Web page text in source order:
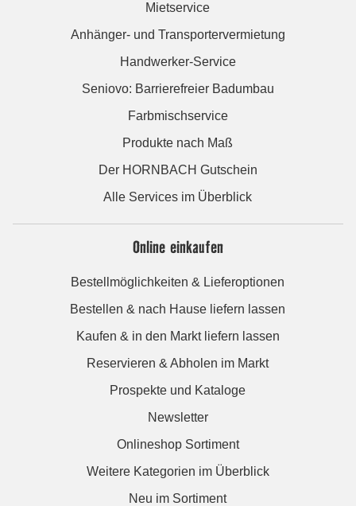
Mietservice
Anhänger- und Transportervermietung
Handwerker-Service
Seniovo: Barrierefreier Badumbau
Farbmischservice
Produkte nach Maß
Der HORNBACH Gutschein
Alle Services im Überblick
Online einkaufen
Bestellmöglichkeiten & Lieferoptionen
Bestellen & nach Hause liefern lassen
Kaufen & in den Markt liefern lassen
Reservieren & Abholen im Markt
Prospekte und Kataloge
Newsletter
Onlineshop Sortiment
Weitere Kategorien im Überblick
Neu im Sortiment